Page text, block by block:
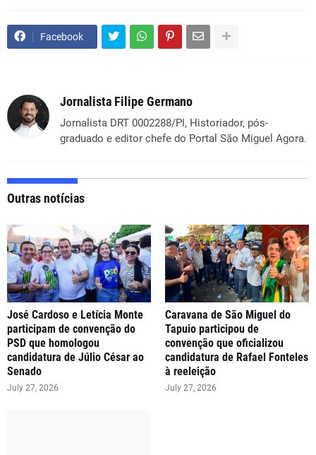
Facebook
Jornalista Filipe Germano
Jornalista DRT 0002288/PI, Historiador, pós-
graduado e editor chefe do Portal São Miguel Agora.
Outras notícias
José Cardoso e Letícia Monte
participam de convenção do
PSD que homologou
candidatura de Júlio César ao
Senado
July 27, 2026
Caravana de São Miguel do
Tapuio participou de
convenção que oficializou
candidatura de Rafael Fonteles
à reeleição
July 27, 2026